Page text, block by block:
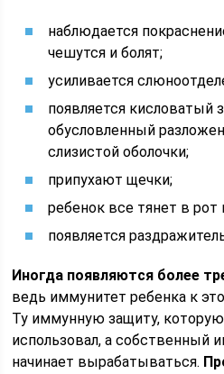
наблюдается
чешутся и болят;
усиливается
появляется кисловатый
обусловленный
слизистой оболочки;
припухают щечки;
ребенок все тянет в рот
появляется
Иногда появляются более
ведь иммунитет ребенка к
Ту иммунную защиту,
использовал, а собственный
начинает вырабатываться.